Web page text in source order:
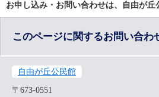
お申し込み・お問い合わせは、自由が丘
このページに関するお問い合わ
自由が丘公民館
〒673-0551